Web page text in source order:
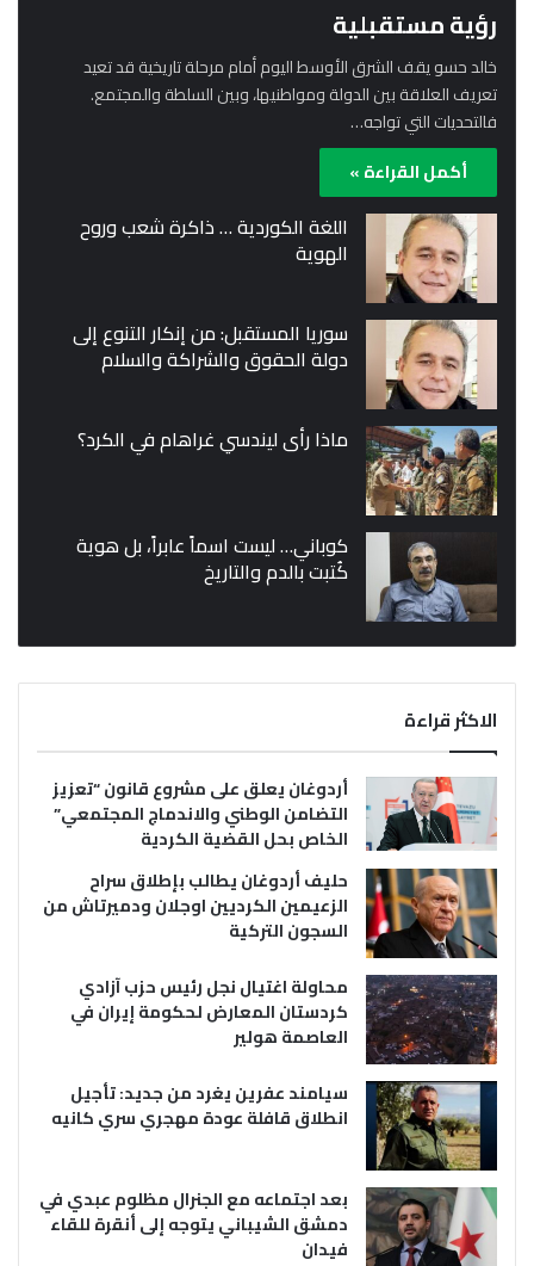
رؤية مستقبلية
خالد حسو يقف الشرق الأوسط اليوم أمام مرحلة تاريخية قد تعيد
تعريف العلاقة بين الدولة ومواطنيها، وبين السلطة والمجتمع.
فالتحديات التي تواجه…
أكمل القراءة »
اللغة الكوردية … ذاكرة شعب وروح
الهوية
سوريا المستقبل: من إنكار التنوع إلى
دولة الحقوق والشراكة والسلام
ماذا رأى ليندسي غراهام في الكرد؟
كوباني… ليست اسماً عابراً، بل هوية
كُتبت بالدم والتاريخ
الاكثر قراءة
أردوغان يعلق على مشروع قانون “تعزيز
التضامن الوطني والاندماج المجتمعي”
الخاص بحل القضية الكردية
حليف أردوغان يطالب بإطلاق سراح
الزعيمين الكرديين اوجلان ودميرتاش من
السجون التركية
محاولة اغتيال نجل رئيس حزب آزادي
كردستان المعارض لحكومة إيران في
العاصمة هولير
سيامند عفرين يغرد من جديد: تأجيل
انطلاق قافلة عودة مهجري سري كانيه
بعد اجتماعه مع الجنرال مظلوم عبدي في
دمشق الشيباني يتوجه إلى أنقرة للقاء
فيدان